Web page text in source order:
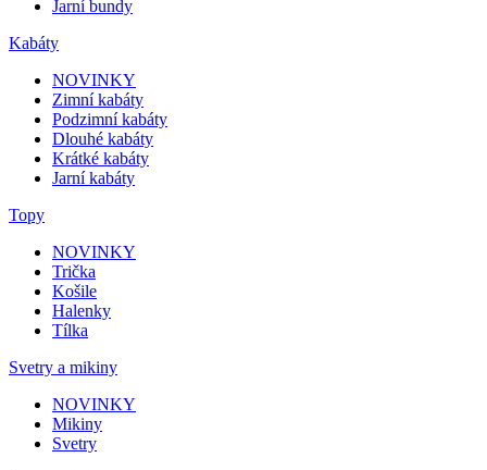
Jarní bundy
Kabáty
NOVINKY
Zimní kabáty
Podzimní kabáty
Dlouhé kabáty
Krátké kabáty
Jarní kabáty
Topy
NOVINKY
Trička
Košile
Halenky
Tílka
Svetry a mikiny
NOVINKY
Mikiny
Svetry